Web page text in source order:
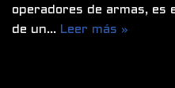
operadores de armas, es
de un… Leer más »